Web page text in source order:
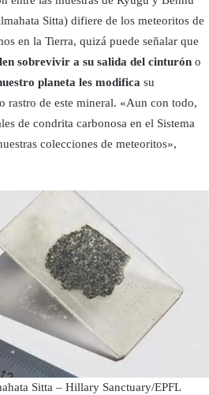
Sitta) difiere de los meteoritos de
en la Tierra, quizá puede señalar que
sobrevivir a su salida del cinturón o
planeta les modifica su
rastro de este mineral. «Aun con todo,
de condrita carbonosa en el Sistema
colecciones de meteoritos»,
Sitta – Hillary Sanctuary/EPFL